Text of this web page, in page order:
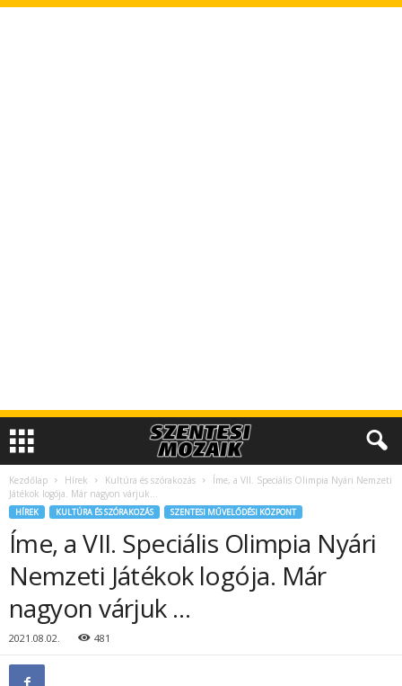
Kezdőlap Hírek Kultúra és szórakozás
Íme, a VII. Speciális Olimpia Nyári Nemzeti
Játékok logója. Már nagyon várjuk...
HÍREK KULTÚRA ÉS SZÓRAKOZÁS SZENTESI MŰVELŐDÉSI KÖZPONT
Íme, a VII. Speciális Olimpia Nyári
Nemzeti Játékok logója. Már
nagyon várjuk …
2021.08.02. 481